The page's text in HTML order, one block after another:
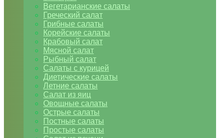
Вегетарианские салаты
Греческий салат
Грибные салаты
Корейские салаты
Крабовый салат
Мясной салат
Рыбный салат
Салаты с курицей
Диетические салаты
Летние салаты
Салат из яиц
Овощные салаты
Острые салаты
Постные салаты
Простые салаты